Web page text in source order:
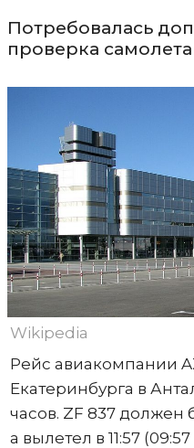
Потребовалась
проверка самолета
Wikipedia
Рейс авиакомпании
Екатеринбурга в
часов. ZF 837 должен
а вылетел в 11:57